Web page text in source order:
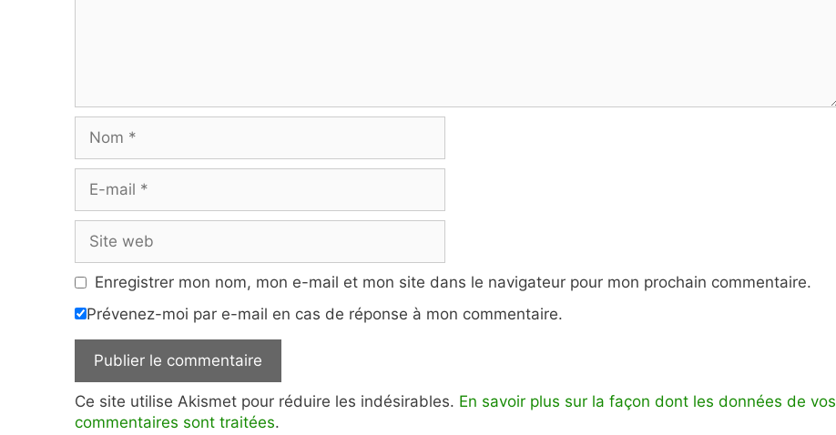
mail
web
Enregistrer mon nom, mon e-mail et mon site dans le navigateur pour mon prochain commentaire.
Prévenez-moi par e-mail en cas de réponse à mon commentaire.
Ce site utilise Akismet pour réduire les indésirables. En savoir plus sur la façon dont les données de vos
commentaires sont traitées.